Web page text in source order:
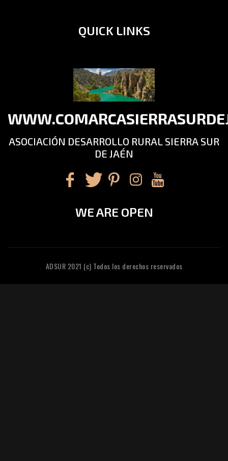
QUICK LINKS
ASOCIACIÓN DESARROLLO RURAL SIERRA SUR
DE JAÉN
WE ARE OPEN
ADSUR 2021 (c) Todos los derechos reservados